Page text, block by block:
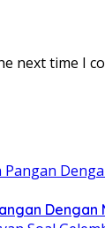
next time I